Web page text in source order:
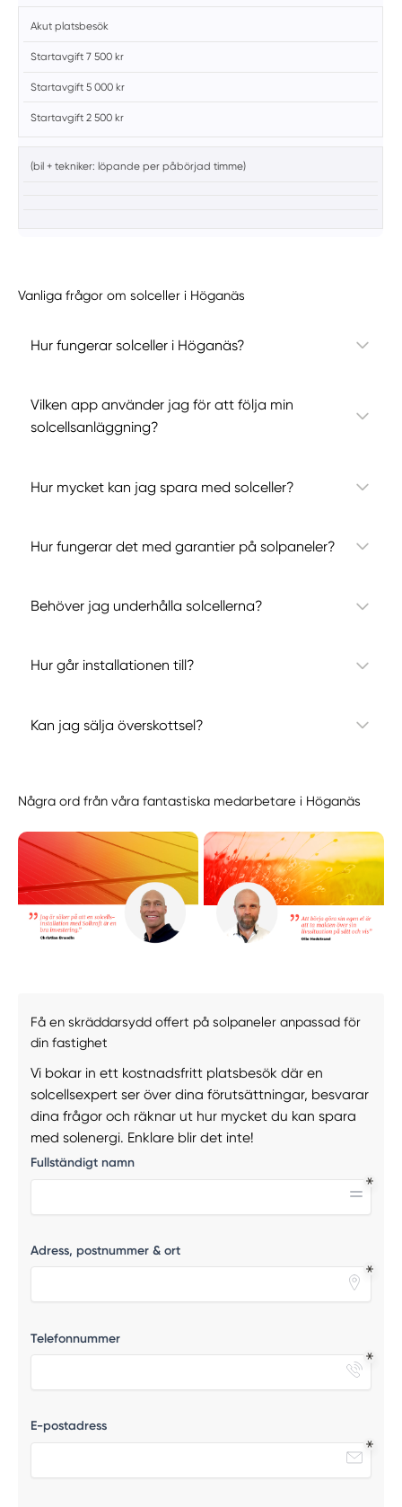
Akut platsbesök
Startavgift 7 500 kr
Startavgift 5 000 kr
Startavgift 2 500 kr
(bil + tekniker: löpande per påbörjad timme)
Vanliga frågor om solceller i Höganäs
Hur fungerar solceller i Höganäs?
Vilken app använder jag för att följa min
solcellsanläggning?
Hur mycket kan jag spara med solceller?
Hur fungerar det med garantier på solpaneler?
Behöver jag underhålla solcellerna?
Hur går installationen till?
Kan jag sälja överskottsel?
Några ord från våra fantastiska medarbetare i Höganäs
Få en skräddarsydd offert på solpaneler anpassad för
din fastighet
Vi bokar in ett kostnadsfritt platsbesök där en
solcellsexpert ser över dina förutsättningar, besvarar
dina frågor och räknar ut hur mycket du kan spara
med solenergi. Enklare blir det inte!
Fullständigt namn
Adress, postnummer & ort
Telefonnummer
E-postadress